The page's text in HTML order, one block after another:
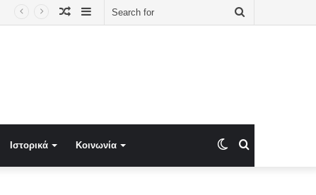
Sidebar
Random
Ιστορικά Κοινωνία Switch